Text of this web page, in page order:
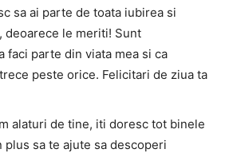
sa ai parte de toata iubirea si
deoarece le meriti! Sunt
faci parte din viata mea si ca
peste orice. Felicitari de ziua ta
alaturi de tine, iti doresc tot binele
plus sa te ajute sa descoperi